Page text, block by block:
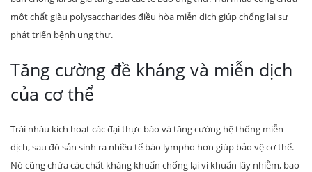
một chất giàu polysaccharides điều hòa miễn dịch giúp chống lại sự
phát triển bệnh ung thư.
Tăng cường đề kháng và miễn dịch
của cơ thể
Trái nhàu kích hoạt các đại thực bào và tăng cường hệ thống miễn
dịch, sau đó sản sinh ra nhiều tế bào lympho hơn giúp bảo vệ cơ thể.
Nó cũng chứa các chất kháng khuẩn chống lại vi khuẩn lây nhiễm, bao